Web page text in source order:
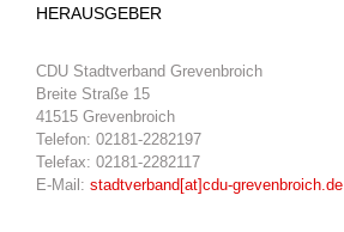
HERAUSGEBER
CDU Stadtverband Grevenbroich
Breite Straße 15
41515 Grevenbroich
Telefon: 02181-2282197
Telefax: 02181-2282117
E-Mail: stadtverband[at]cdu-grevenbroich.de